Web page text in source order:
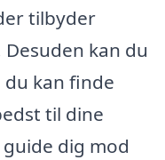
tilbyder
kan du
kan finde
til dine
dig mod